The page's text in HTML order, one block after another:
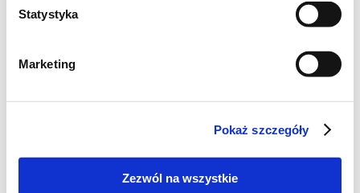
Statystyka
Marketing
Pokaż szczegóły
Zezwól na wszystkie